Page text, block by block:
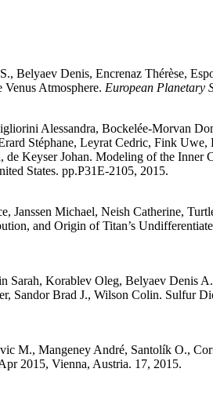
S., Belyaev Denis, Encrenaz Thérèse,
Atmosphere. European Planetary
Alessandra, Bockelée-Morvan
Stéphane, Leyrat Cedric, Fink Uwe,
, de Keyser Johan. Modeling of the Inner
States. pp.P31E-2105, 2015.
, Janssen Michael, Neish Catherine,
and Origin of Titan’s
Sarah, Korablev Oleg, Belyaev Denis A.
, Sandor Brad J., Wilson Colin. Sulfur
M., Mangeney André, Santolík O.,
2015, Vienna, Austria. 17, 2015.